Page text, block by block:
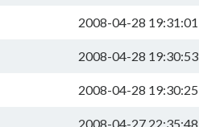
2008-04-28 19:31:01
2008-04-28 19:30:53
2008-04-28 19:30:25
2008-04-27 22:35:48